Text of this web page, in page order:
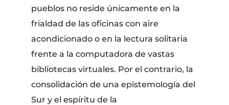
pueblos no reside únicamente en la
frialdad de las oficinas con aire
acondicionado o en la lectura solitaria
frente a la computadora de vastas
bibliotecas virtuales. Por el contrario, la
consolidación de una epistemología del
Sur y el espíritu de la